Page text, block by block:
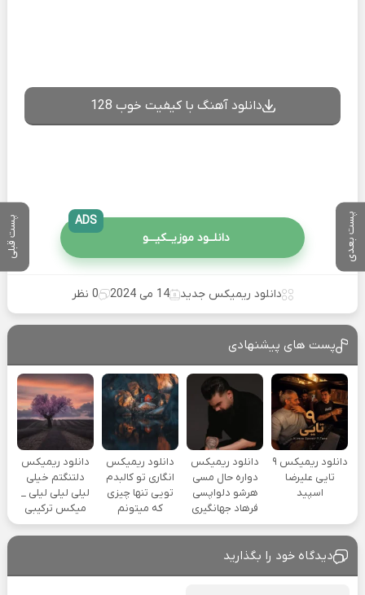
پست بعدی پست قبلی
دانلود آهنگ با کیفیت خوب 128
دانلــود موزیــکیـــو
ADS
دانلود ریمیکس جدید 14 می 2024 0 نظر
پست های پیشنهادی
دانلود ریمیکس ۹
تایی علیرضا
اسپید
دانلود ریمیکس
دواره حال مسی
هرشو دلواپسی
فرهاد جهانگیری
دانلود ریمیکس
انگاری تو کالبدم
تویی تنها چیزی
که میتونم
دانلود ریمیکس
دلتنگتم خیلی
لیلی لیلی لیلی _
میکس ترکیبی
دیدگاه خود را بگذارید